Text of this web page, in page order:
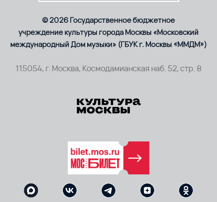
© 2026 Государственное бюджетное
учреждение культуры города Москвы «Московский
международный Дом музыки» (ГБУК г. Москвы «ММДМ»)
115054, г. Москва, Космодамианская наб. 52, стр. 8